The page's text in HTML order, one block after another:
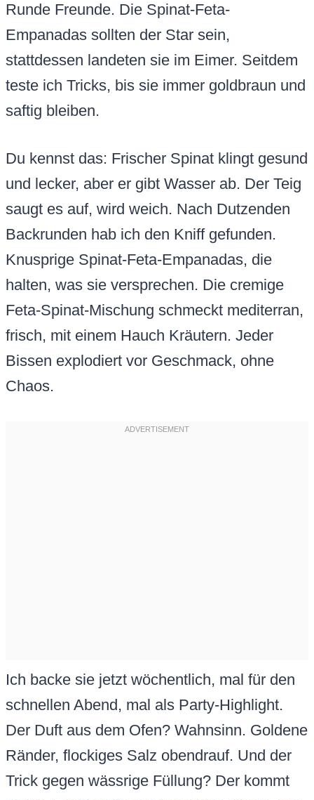
Runde Freunde. Die Spinat-Feta-
Empanadas sollten der Star sein,
stattdessen landeten sie im Eimer. Seitdem
teste ich Tricks, bis sie immer goldbraun und
saftig bleiben.
Du kennst das: Frischer Spinat klingt gesund
und lecker, aber er gibt Wasser ab. Der Teig
saugt es auf, wird weich. Nach Dutzenden
Backrunden hab ich den Kniff gefunden.
Knusprige Spinat-Feta-Empanadas, die
halten, was sie versprechen. Die cremige
Feta-Spinat-Mischung schmeckt mediterran,
frisch, mit einem Hauch Kräutern. Jeder
Bissen explodiert vor Geschmack, ohne
Chaos.
Ich backe sie jetzt wöchentlich, mal für den
schnellen Abend, mal als Party-Highlight.
Der Duft aus dem Ofen? Wahnsinn. Goldene
Ränder, flockiges Salz obendrauf. Und der
Trick gegen wässrige Füllung? Der kommt